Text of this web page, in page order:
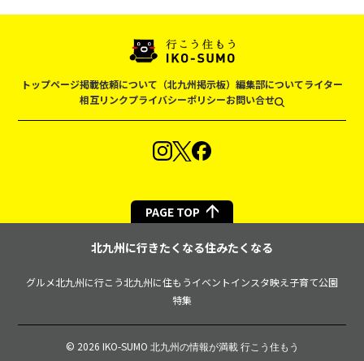
トップページ掲載依頼について（北九州掲示板） 編集部についてライター
相互リンクプライバシーポリシーお問い合せ
PAGE TOP
北九州に行きたくなる住みたくなる
グルメ北九州に行こう北九州に住もうイベントインスタ映え 子育て公園
特集
© 2026 IKO-SUMO 北九州の情報が満載 行こう住もう